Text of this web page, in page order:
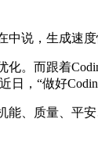
，生成速度快
而跟着
日，“做好
质量、平安